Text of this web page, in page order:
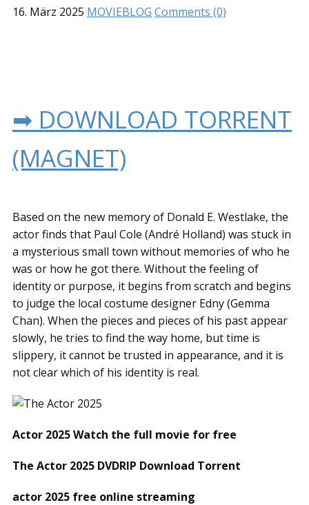
16. März 2025 MOVIEBLOG Comments (0)
➡ DOWNLOAD TORRENT
(MAGNET)
Based on the new memory of Donald E. Westlake, the
actor finds that Paul Cole (André Holland) was stuck in
a mysterious small town without memories of who he
was or how he got there. Without the feeling of
identity or purpose, it begins from scratch and begins
to judge the local costume designer Edny (Gemma
Chan). When the pieces and pieces of his past appear
slowly, he tries to find the way home, but time is
slippery, it cannot be trusted in appearance, and it is
not clear which of his identity is real.
Actor 2025 Watch the full movie for free
The Actor 2025 DVDRIP Download Torrent
actor 2025 free online streaming